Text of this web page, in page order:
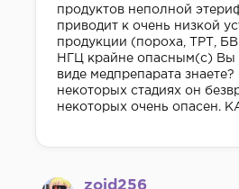
продуктов неполной
приводит к очень низкой
продукции (пороха, ТРТ,
НГЦ крайне опасным(с) Вы
виде медпрепарата знаете?
некоторых стадиях он
некоторых очень опасен.
zoid256